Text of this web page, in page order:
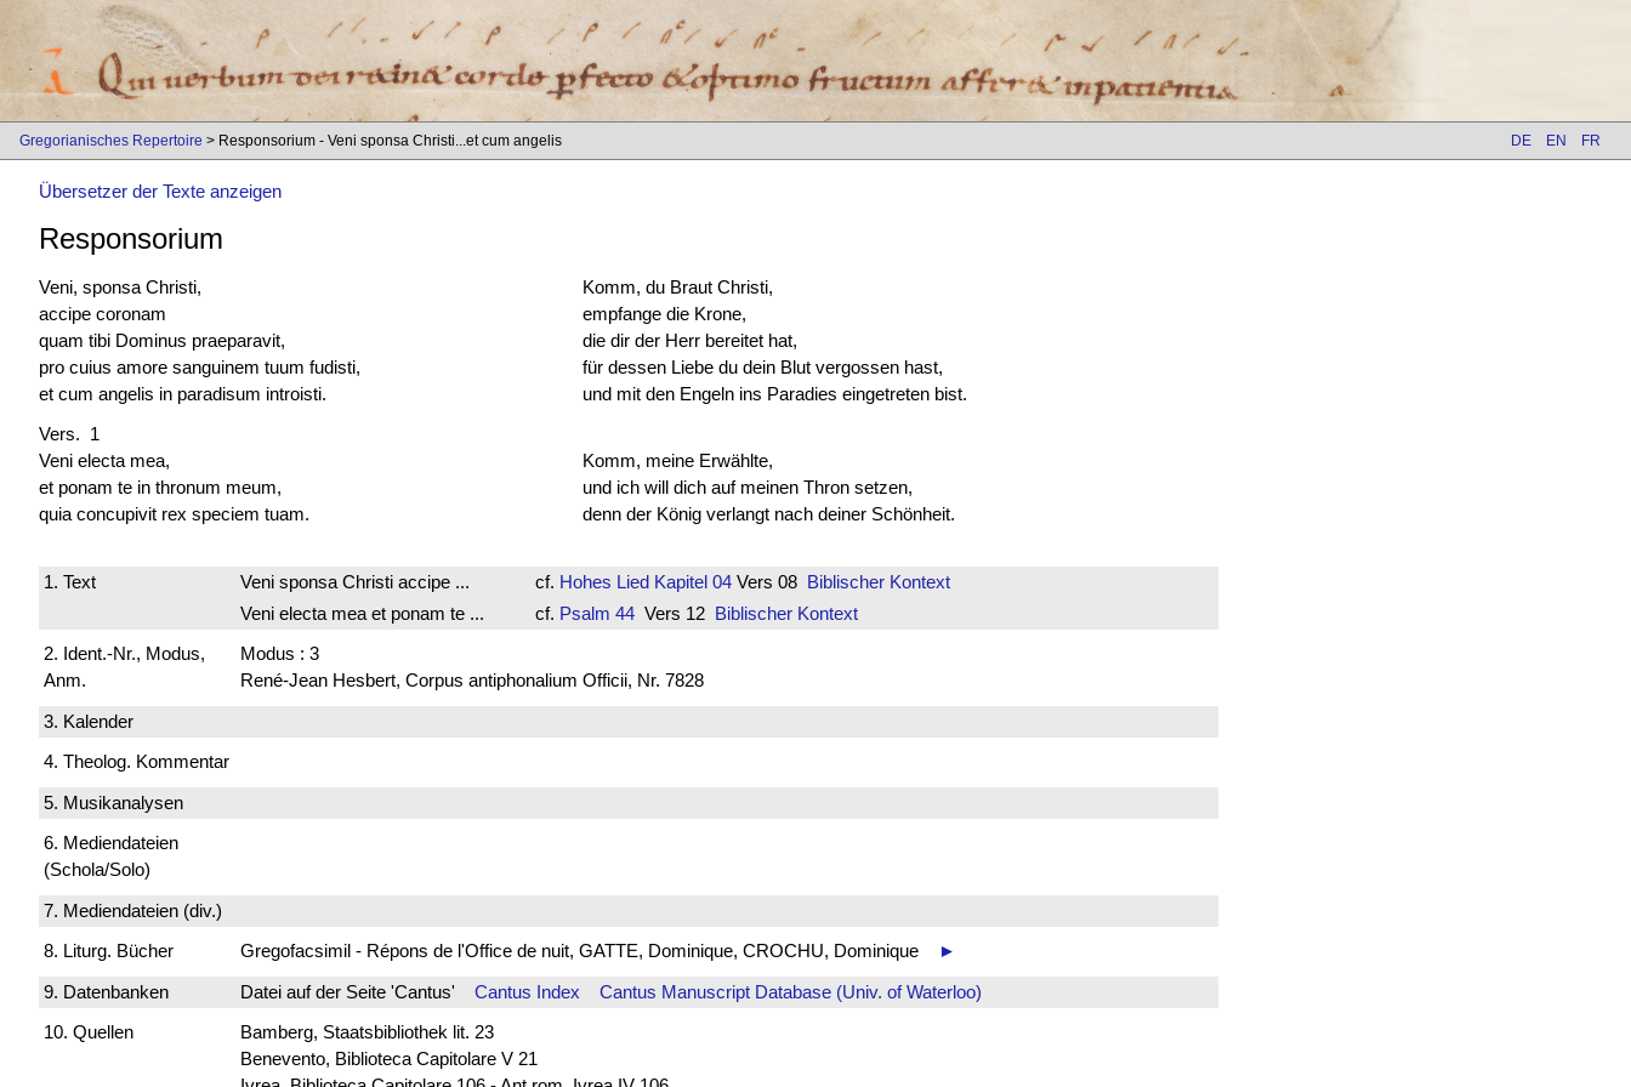
Gregorianisches Repertoire > Responsorium - Veni sponsa Christi...et cum angelis DE EN FR
Übersetzer der Texte anzeigen
Responsorium
Veni, sponsa Christi,
accipe coronam
quam tibi Dominus praeparavit,
pro cuius amore sanguinem tuum fudisti,
et cum angelis in paradisum introisti.
Komm, du Braut Christi,
empfange die Krone,
die dir der Herr bereitet hat,
für dessen Liebe du dein Blut vergossen hast,
und mit den Engeln ins Paradies eingetreten bist.
Vers. 1
Veni electa mea,
et ponam te in thronum meum,
quia concupivit rex speciem tuam.
Komm, meine Erwählte,
und ich will dich auf meinen Thron setzen,
denn der König verlangt nach deiner Schönheit.
1. Text Veni sponsa Christi accipe ... cf. Hohes LiedKapitel 04Vers 08 Biblischer Kontext
Veni electa mea et ponam te ...
cf. Psalm 44Vers 12 Biblischer Kontext
2. Ident.-Nr., Modus,
Anm.
Modus : 3
René-Jean Hesbert, Corpus antiphonalium Officii, Nr. 7828
3. Kalender
4. Theolog. Kommentar
5. Musikanalysen
6. Mediendateien
(Schola/Solo)
7. Mediendateien (div.)
8. Liturg. Bücher
Gregofacsimil - Répons de l'Office de nuit, GATTE, Dominique, CROCHU, Dominique
►
9. Datenbanken
Datei auf der Seite 'Cantus' Cantus Index
Cantus Manuscript Database (Univ. of Waterloo)
10. Quellen
Bamberg, Staatsbibliothek lit. 23
Benevento, Biblioteca Capitolare V 21